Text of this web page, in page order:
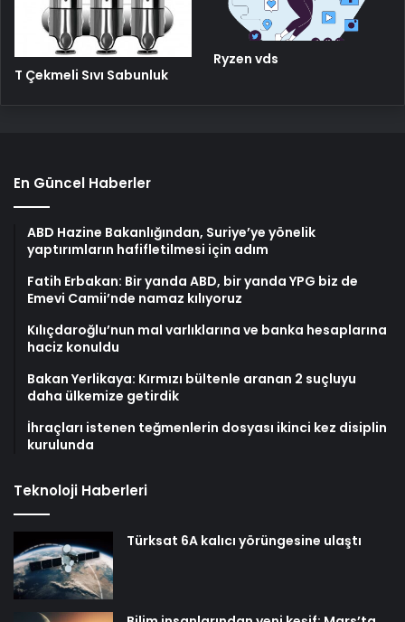
T Çekmeli Sıvı Sabunluk
Ryzen vds
En Güncel Haberler
ABD Hazine Bakanlığından, Suriye’ye yönelik
yaptırımların hafifletilmesi için adım
Fatih Erbakan: Bir yanda ABD, bir yanda YPG biz de
Emevi Camii’nde namaz kılıyoruz
Kılıçdaroğlu’nun mal varlıklarına ve banka hesaplarına
haciz konuldu
Bakan Yerlikaya: Kırmızı bültenle aranan 2 suçluyu
daha ülkemize getirdik
İhraçları istenen teğmenlerin dosyası ikinci kez disiplin
kurulunda
Teknoloji Haberleri
Türksat 6A kalıcı yörüngesine ulaştı